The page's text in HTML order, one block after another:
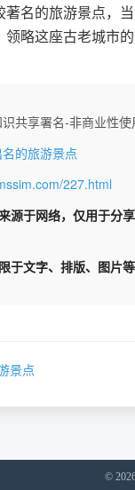
名的旅游景点，
略这座古老城市的
共享署名-非商业性
的旅游景点
227.html
源于网络，仅用于分
于文字、排版、图片
景点
©